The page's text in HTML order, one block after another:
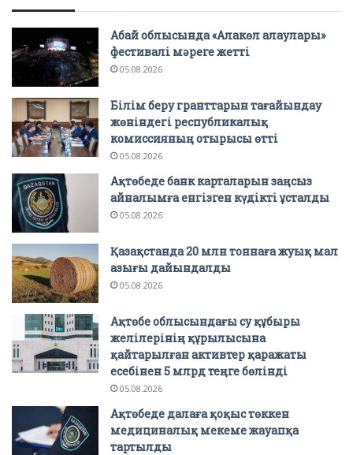
Абай облысында «Алакөл алаулары»
фестивалі мәреге жетті
05.08.2026
Білім беру гранттарын тағайындау
жөніндегі республикалық
комиссияның отырысы өтті
05.08.2026
Ақтөбеде банк карталарын заңсыз
айналымға енгізген күдікті ұсталды
05.08.2026
Қазақстанда 20 млн тоннаға жуық мал
азығы дайындалды
05.08.2026
Ақтөбе облысындағы су құбыры
желілерінің құрылысына
қайтарылған активтер қаражаты
есебінен 5 млрд теңге бөлінді
05.08.2026
Ақтөбеде далаға қоқыс төккен
медициналық мекеме жауапқа
тартылды